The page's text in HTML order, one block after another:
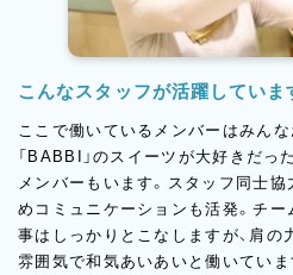
こんなスタッフが活躍していま
ここで働いているメンバーはみんな
「BABBI」のスイーツが大好きだっ
メンバーもいます。スタッフ同士
めコミュニケーションも活発。チー
事はしっかりとこなしますが、肩
雰囲気で和気あいあいと働いてい